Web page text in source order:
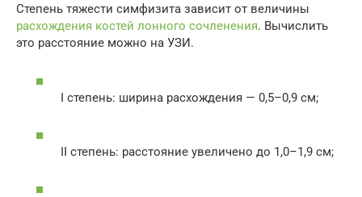
Степень тяжести симфизита зависит от величины
расхождения костей лонного сочленения. Вычислить
это расстояние можно на УЗИ.
I степень: ширина расхождения — 0,5–0,9 см;
II степень: расстояние увеличено до 1,0–1,9 см;